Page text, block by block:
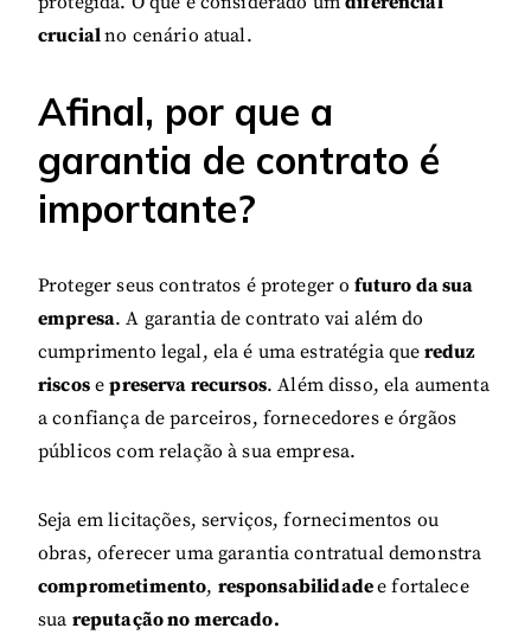
crucialno cenário atual.
Afinal, por que a
garantia de contrato é
importante?
Proteger seus contratos é proteger o futuro da sua
empresa. A garantia de contrato vai além do
cumprimento legal, ela é uma estratégia que reduz
riscosepreserva recursos. Além disso, ela aumenta
a confiança de parceiros, fornecedores e órgãos
públicos com relação à sua empresa.
Seja em licitações, serviços, fornecimentos ou
obras, oferecer uma garantia contratual demonstra
comprometimento, responsabilidadee fortalece
sua reputação no mercado.